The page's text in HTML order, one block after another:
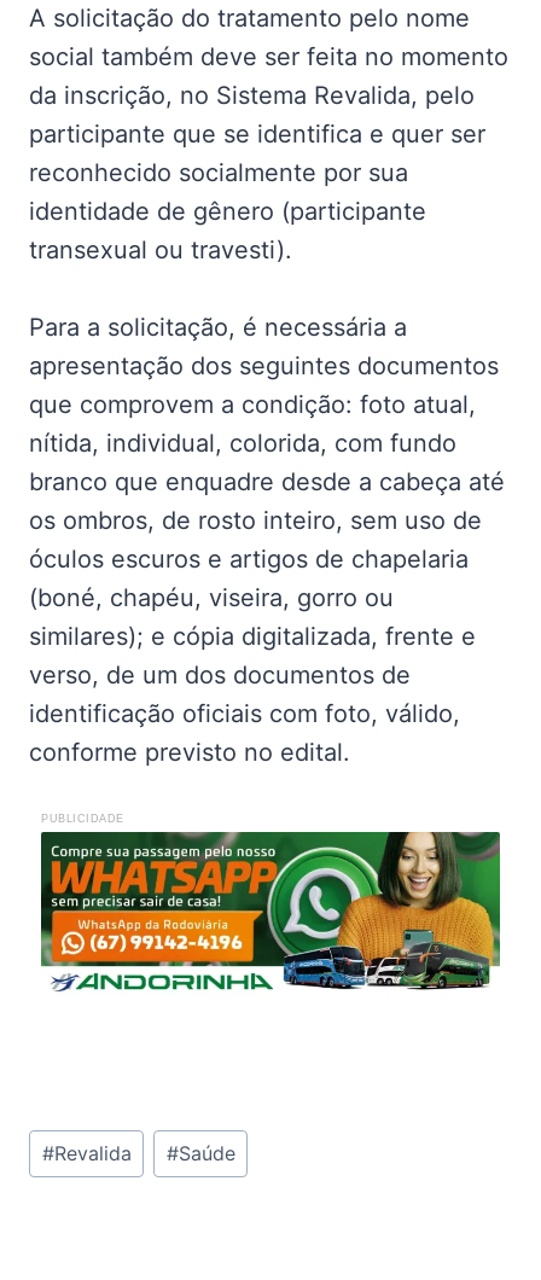
A solicitação do tratamento pelo nome
social também deve ser feita no momento
da inscrição, no Sistema Revalida, pelo
participante que se identifica e quer ser
reconhecido socialmente por sua
identidade de gênero (participante
transexual ou travesti).
Para a solicitação, é necessária a
apresentação dos seguintes documentos
que comprovem a condição: foto atual,
nítida, individual, colorida, com fundo
branco que enquadre desde a cabeça até
os ombros, de rosto inteiro, sem uso de
óculos escuros e artigos de chapelaria
(boné, chapéu, viseira, gorro ou
similares); e cópia digitalizada, frente e
verso, de um dos documentos de
identificação oficiais com foto, válido,
conforme previsto no edital.
PUBLICIDADE
Tags
do
#Revalida #Saúde